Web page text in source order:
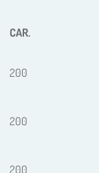
CAR.
200
200
200